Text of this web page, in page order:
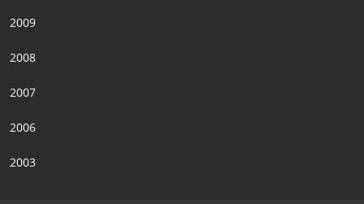
2009
2008
2007
2006
2003